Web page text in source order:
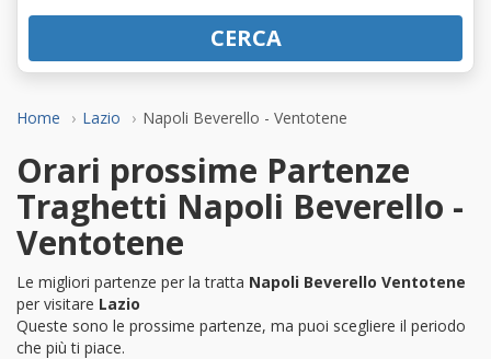
Home Lazio Napoli Beverello - Ventotene
CERCA
Orari prossime Partenze
Traghetti Napoli Beverello -
Ventotene
Le migliori partenze per la tratta Napoli Beverello Ventotene
per visitare Lazio
Queste sono le prossime partenze, ma puoi scegliere il periodo
che più ti piace.